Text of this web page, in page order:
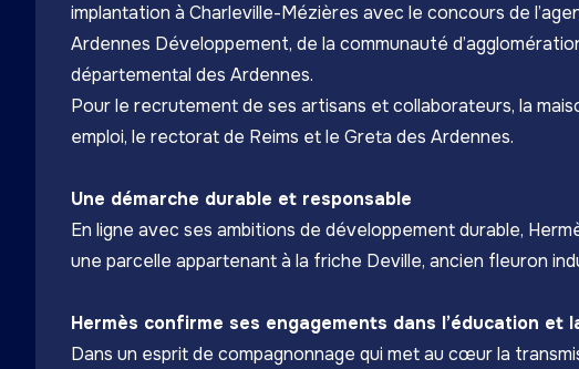
implantation à Charleville-Mézières avec le concours de
Ardennes Développement, de la communauté
départemental des Ardennes.
Pour le recrutement de ses artisans et collaborateurs, la
emploi, le rectorat de Reims et le Greta des Ardennes.
Une démarche durable et responsable
En ligne avec ses ambitions de développement durable,
une parcelle appartenant à la friche Deville, ancien fleuron
Hermès confirme ses engagements dans l’éducation et
Dans un esprit de compagnonnage qui met au cœur la